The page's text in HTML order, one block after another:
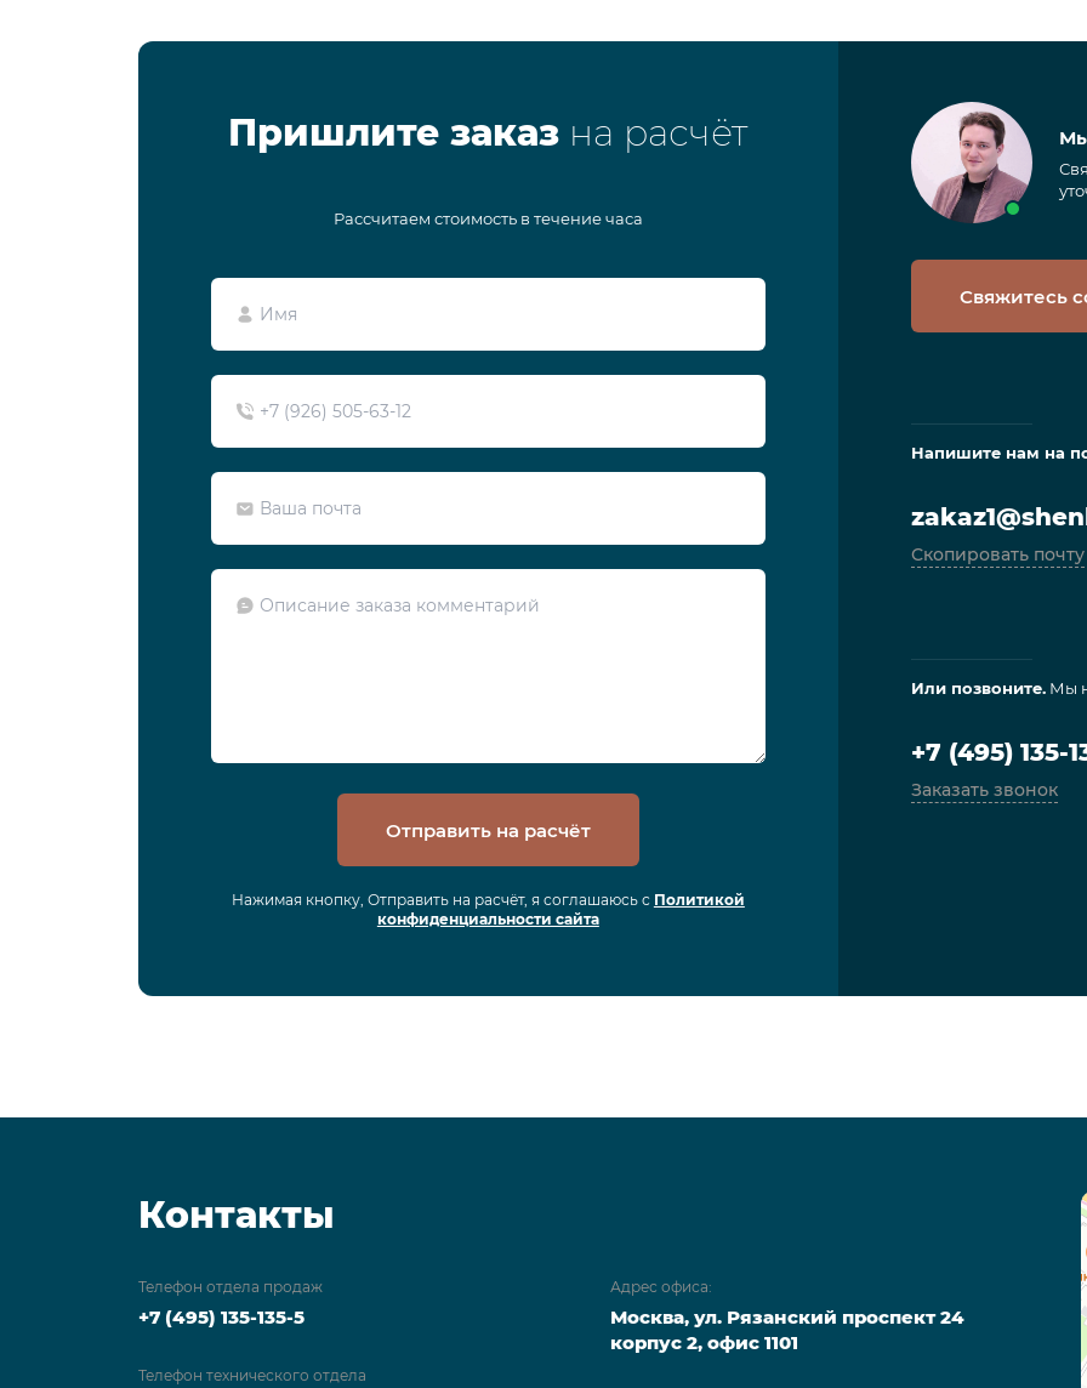
Пришлите заказ на расчёт
Рассчитаем стоимость в течение часа
Отправить на расчёт
Нажимая кнопку, Отправить на расчёт, я соглашаюсь с Политикой
конфиденциальности сайта
Свяжитесь
Напишите нам на
Скопировать почту
Или позвоните.Мы
+7 (495) 135-
Заказать звонок
Контакты
Телефон отдела продаж
+7 (495) 135-135-5
Телефон технического отдела
Адрес офиса:
Москва, ул. Рязанский проспект 24
корпус 2, офис 1101